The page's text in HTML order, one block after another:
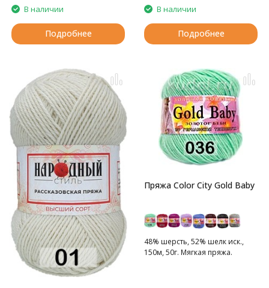
В наличии
Подробнее
В наличии
Подробнее
Пряжа Color City Gold Baby
48% шерсть, 52% шелк иск.,
150м, 50г. Мягкая пряжа.